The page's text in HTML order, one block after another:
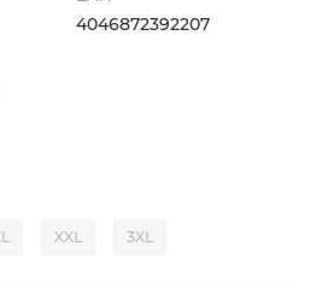
4046872392207
XXL 3XL